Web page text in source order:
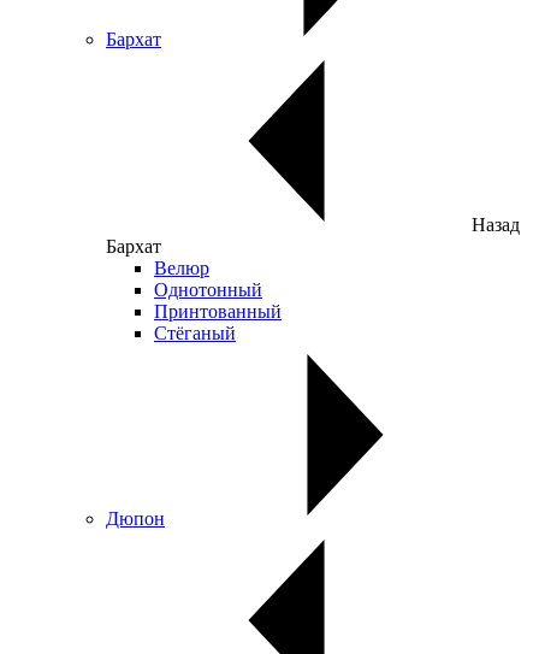
Бархат
Назад
Бархат
Велюр
Однотонный
Принтованный
Стёганый
Дюпон